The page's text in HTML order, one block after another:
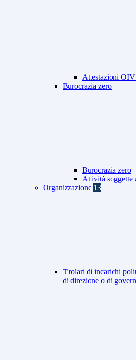
Attestazioni OIV
Burocrazia zero
Burocrazia zero
Attività soggette
Organizzazione 13
Titolari di incarichi
di direzione o di